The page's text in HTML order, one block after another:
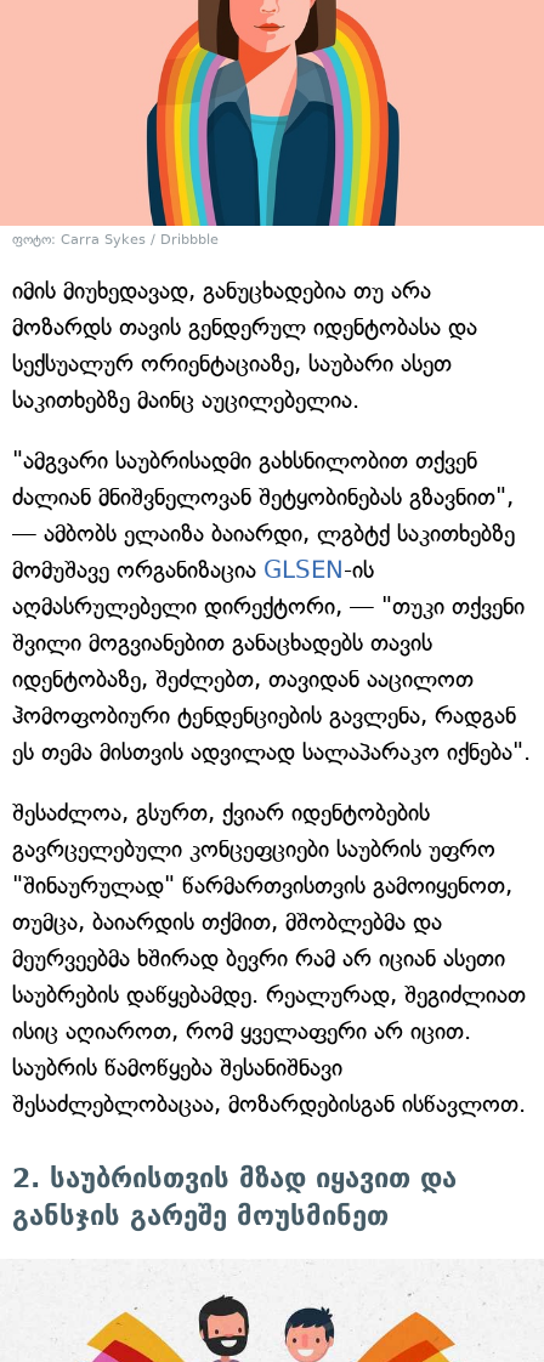
ფოტო: Carra Sykes / Dribbble
იმის მიუხედავად, განუცხადებია თუ არა
მოზარდს თავის გენდერულ იდენტობასა და
სექსუალურ ორიენტაციაზე, საუბარი ასეთ
საკითხებზე მაინც აუცილებელია.
"ამგვარი საუბრისადმი გახსნილობით თქვენ
ძალიან მნიშვნელოვან შეტყობინებას გზავნით",
— ამბობს ელაიზა ბაიარდი, ლგბტქ საკითხებზე
მომუშავე ორგანიზაცია GLSEN-ის
აღმასრულებელი დირექტორი, — "თუკი თქვენი
შვილი მოგვიანებით განაცხადებს თავის
იდენტობაზე, შეძლებთ, თავიდან ააცილოთ
ჰომოფობიური ტენდენციების გავლენა, რადგან
ეს თემა მისთვის ადვილად სალაპარაკო იქნება".
შესაძლოა, გსურთ, ქვიარ იდენტობების
გავრცელებული კონცეფციები საუბრის უფრო
"შინაურულად" წარმართვისთვის გამოიყენოთ,
თუმცა, ბაიარდის თქმით, მშობლებმა და
მეურვეებმა ხშირად ბევრი რამ არ იციან ასეთი
საუბრების დაწყებამდე. რეალურად, შეგიძლიათ
ისიც აღიაროთ, რომ ყველაფერი არ იცით.
საუბრის წამოწყება შესანიშნავი
შესაძლებლობაცაა, მოზარდებისგან ისწავლოთ.
2. საუბრისთვის მზად იყავით და
განსჯის გარეშე მოუსმინეთ